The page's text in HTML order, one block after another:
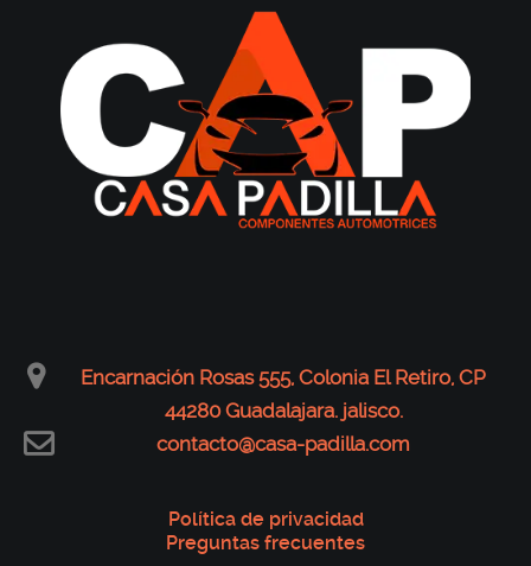
Encarnación Rosas 555, Colonia El Retiro, CP
44280 Guadalajara. jalisco.
contacto@casa-padilla.com
Política de privacidad
Preguntas frecuentes